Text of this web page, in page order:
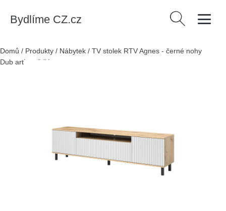
Bydlíme CZ.cz Vyhledávání
Domů / Produkty / Nábytek / TV stolek RTV Agnes - černé nohy
Dub artisan/bílá